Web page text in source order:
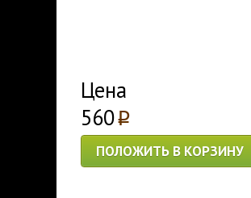
Цена
560p
ПОЛОЖИТЬ В КОРЗИНУ